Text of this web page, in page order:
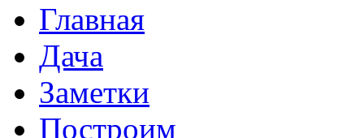
Главная
Дача
Заметки
Построим